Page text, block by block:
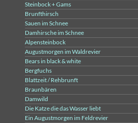
Steinbock + Gams
Brunfthirsch
Sauen im Schnee
Damhirsche im Schnee
Alpensteinbock
Augustmorgen im Waldrevier
Bears in black & white
Bergfuchs
Blattzeit / Rehbrunft
Braunbären
Damwild
Die Katze die das Wasser liebt
Ein Augustmorgen im Feldrevier